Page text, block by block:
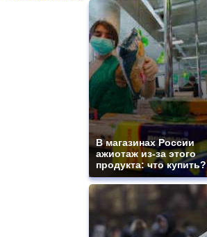
В магазинах России
ажиотаж из-за этого
продукта: что купить?